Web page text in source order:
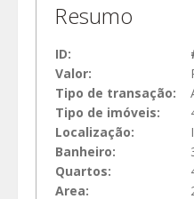
Resumo
ID:
Valor:
Tipo de transação:
Tipo de imóveis:
Localização:
Banheiro:
Quartos:
Area: